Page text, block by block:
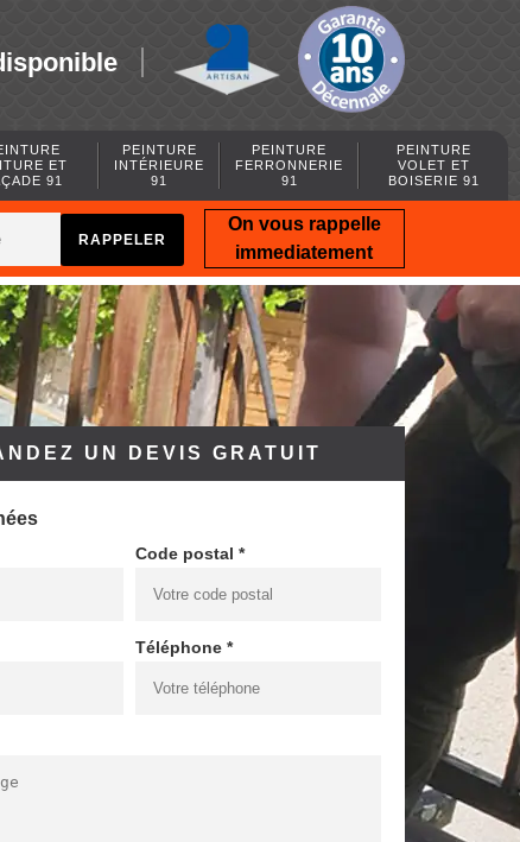
ET
91
PEINTURE
INTÉRIEURE
91
PEINTURE
FERRONNERIE
91
PEINTURE
VOLET ET
BOISERIE 91
On vous rappelle
immediatement
UN DEVIS GRATUIT
Code postal *
Téléphone *